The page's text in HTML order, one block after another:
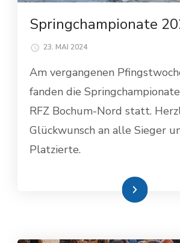
Springchampionate
23. MAI 2024
Am vergangenen
fanden die
RFZ Bochum-Nord statt.
Glückwunsch an alle Sieger
Platzierte.
Weiterlesen